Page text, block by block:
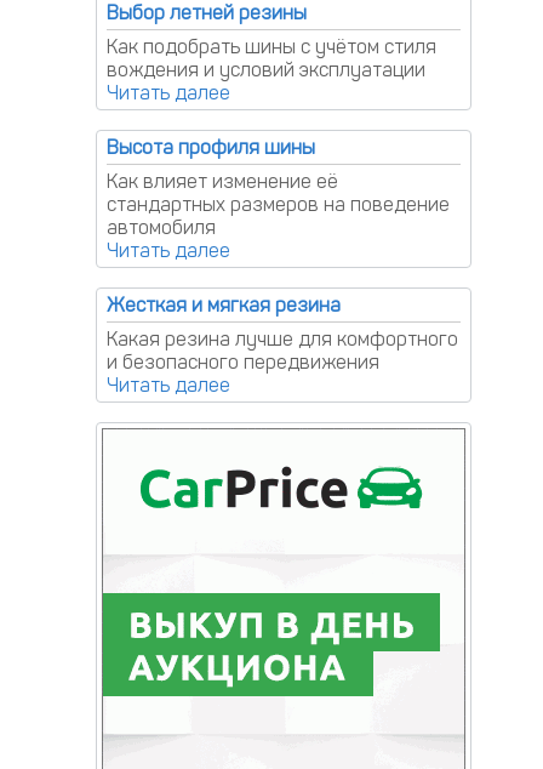
Выбор летней резины
Как подобрать шины с учётом стиля
вождения и условий эксплуатации
Высота профиля шины
Как влияет изменение её
стандартных размеров на поведение
автомобиля
Жесткая и мягкая резина
Какая резина лучше для комфортного
и безопасного передвижения